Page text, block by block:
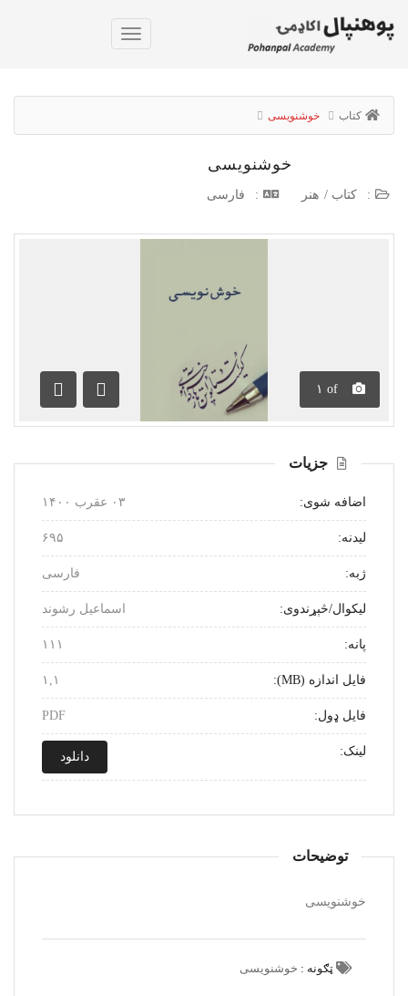
کتاب خوشنویسی
خوشنویسی
: کتاب / هنر : فارسی
۱ of
مخکینی بل
جزیات
اضافه شوی: ۰۳ عقرب ۱۴۰۰
لیدنه: ۶۹۵
ژبه: فارسی
لیکوال/څېړندوی: اسماعیل رشوند
پانه: ۱۱۱
فایل اندازه (MB): ۱,۱
فایل ډول: PDF
لینک: دانلود
توضیحات
خوشنویسی
ټګونه : خوشنویسی